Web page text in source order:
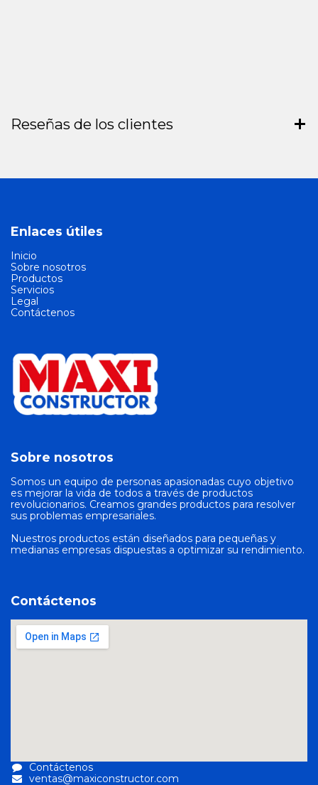
Reseñas de los clientes
Enlaces útiles
Inicio
Sobre nosotros
Productos
Servicios
Legal
Contáctenos
Sobre nosotros
Somos un equipo de personas apasionadas cuyo objetivo
es mejorar la vida de todos a través de productos
revolucionarios. Creamos grandes productos para resolver
sus problemas empresariales.
Nuestros productos están diseñados para pequeñas y
medianas empresas dispuestas a optimizar su rendimiento.
Contáctenos
Contáctenos
ventas@maxiconstructor.com